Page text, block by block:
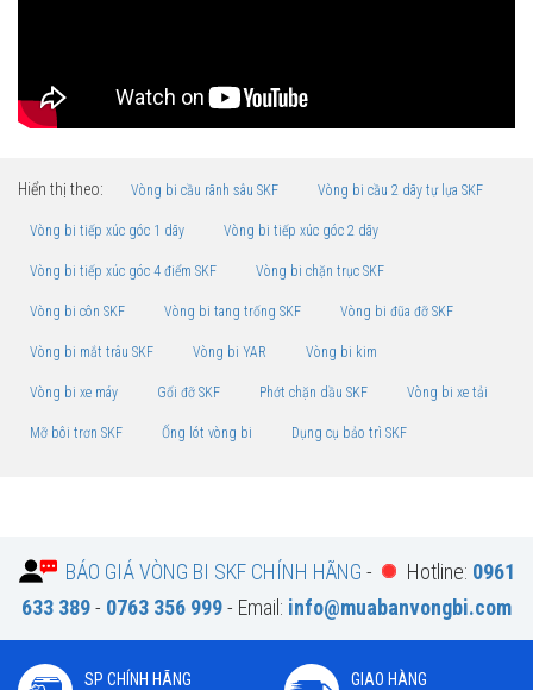
Hiển thị theo: Vòng bi cầu rãnh sâu SKF Vòng bi cầu 2 dãy tự lựa SKF
Vòng bi tiếp xúc góc 1 dãy Vòng bi tiếp xúc góc 2 dãy
Vòng bi tiếp xúc góc 4 điểm SKF Vòng bi chặn trục SKF
Vòng bi côn SKF Vòng bi tang trống SKF Vòng bi đũa đỡ SKF
Vòng bi mắt trâu SKF Vòng bi YAR Vòng bi kim
Vòng bi xe máy Gối đỡ SKF Phớt chặn dầu SKF Vòng bi xe tải
Mỡ bôi trơn SKF Ống lót vòng bi Dụng cụ bảo trì SKF
BÁO GIÁ VÒNG BI SKF CHÍNH HÃNG - Hotline: 0961
633 389- 0763 356 999- Email: info@muabanvongbi.com
SP CHÍNH HÃNG
GIAO HÀNG